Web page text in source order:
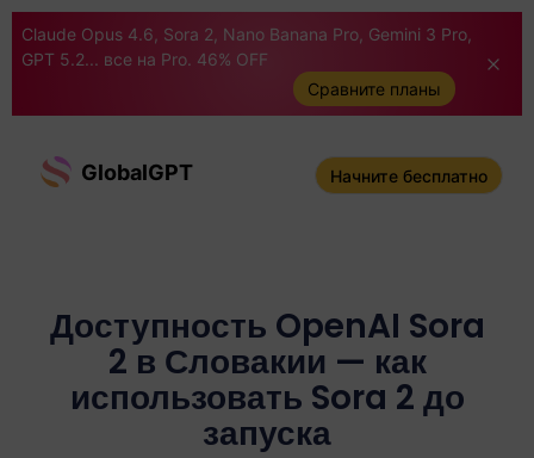
Claude Opus 4.6, Sora 2, Nano Banana Pro, Gemini 3 Pro,
GPT 5.2... все на Pro. 46% OFF
Сравните планы
GlobalGPT Начните бесплатно
Доступность OpenAI Sora
2 в Словакии — как
использовать Sora 2 до
запуска